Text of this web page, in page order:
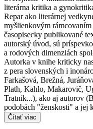
literárna kritika a
Repar ako literárnej
myšlienkovým
časopisecky publikované
autorský úvod, sú
a rodových dimenziách
Autorka v knihe kriticky
z pera slovenských i
Farkašová, Brežná,
Plath, Kahlo, Makarovič,
Tratnik...), ako aj autorov
podobách "ženskosti" a jej
Čítať viac